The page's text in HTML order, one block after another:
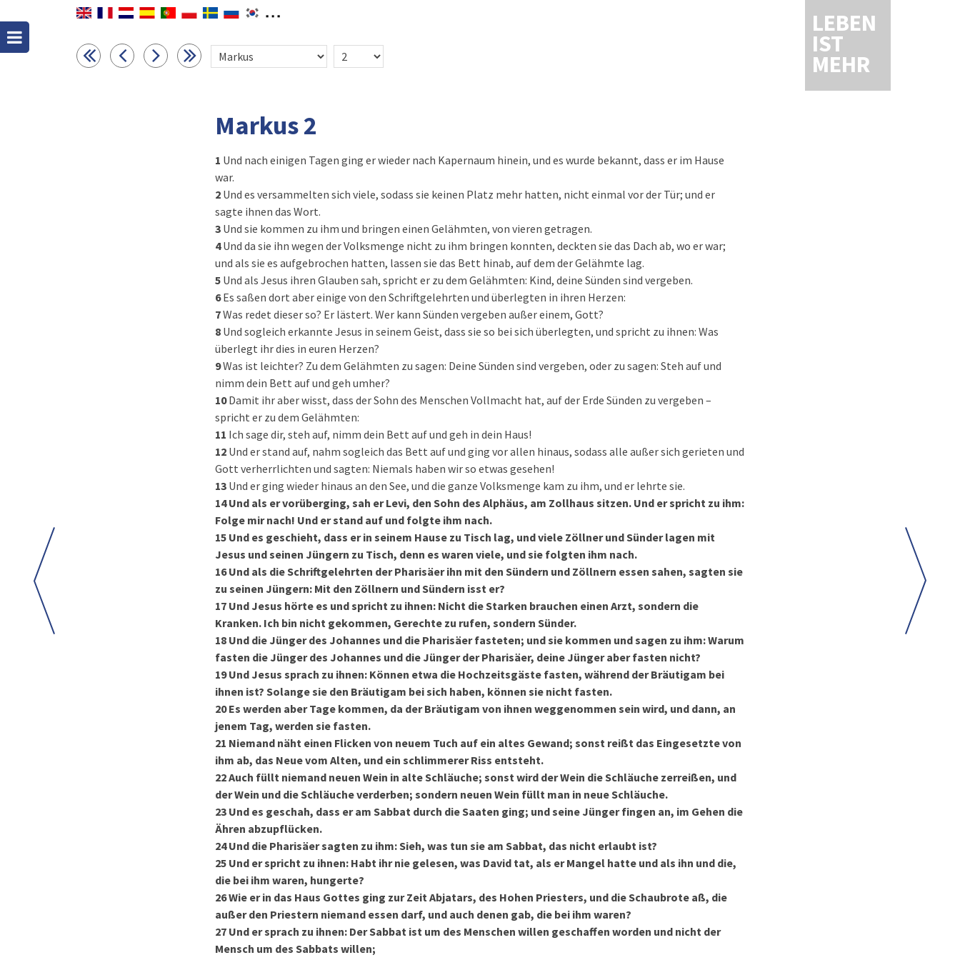
LEBEN
IST
MEHR
Markus 2
1 Und nach einigen Tagen ging er wieder nach Kapernaum hinein, und es wurde bekannt, dass er im Hause
war.
2 Und es versammelten sich viele, sodass sie keinen Platz mehr hatten, nicht einmal vor der Tür; und er
sagte ihnen das Wort.
3 Und sie kommen zu ihm und bringen einen Gelähmten, von vieren getragen.
4Und da sie ihn wegen der Volksmenge nicht zu ihm bringen konnten, deckten sie das Dach ab, wo er war;
und als sie es aufgebrochen hatten, lassen sie das Bett hinab, auf dem der Gelähmte lag.
5 Und als Jesus ihren Glauben sah, spricht er zu dem Gelähmten: Kind, deine Sünden sind vergeben.
6Es saßen dort aber einige von den Schriftgelehrten und überlegten in ihren Herzen:
7Was redet dieser so? Er lästert. Wer kann Sünden vergeben außer einem, Gott?
8 Und sogleich erkannte Jesus in seinem Geist, dass sie so bei sich überlegten, und spricht zu ihnen: Was
überlegt ihr dies in euren Herzen?
9Was ist leichter? Zu dem Gelähmten zu sagen: Deine Sünden sind vergeben, oder zu sagen: Steh auf und
nimm dein Bett auf und geh umher?
10Damit ihr aber wisst, dass der Sohn des Menschen Vollmacht hat, auf der Erde Sünden zu vergeben –
spricht er zu dem Gelähmten:
11 Ich sage dir, steh auf, nimm dein Bett auf und geh in dein Haus!
12 Und er stand auf, nahm sogleich das Bett auf und ging vor allen hinaus, sodass alle außer sich gerieten und
Gott verherrlichten und sagten: Niemals haben wir so etwas gesehen!
13 Und er ging wieder hinaus an den See, und die ganze Volksmenge kam zu ihm, und er lehrte sie.
14Und als er vorüberging, sah er Levi, den Sohn des Alphäus, am Zollhaus sitzen. Und er spricht zu ihm:
Folge mir nach! Und er stand auf und folgte ihm nach.
15 Und es geschieht, dass er in seinem Hause zu Tisch lag, und viele Zöllner und Sünder lagen mit
Jesus und seinen Jüngern zu Tisch, denn es waren viele, und sie folgten ihm nach.
16Und als die Schriftgelehrten der Pharisäer ihn mit den Sündern und Zöllnern essen sahen, sagten sie
zu seinen Jüngern: Mit den Zöllnern und Sündern isst er?
17 Und Jesus hörte es und spricht zu ihnen: Nicht die Starken brauchen einen Arzt, sondern die
Kranken. Ich bin nicht gekommen, Gerechte zu rufen, sondern Sünder.
18 Und die Jünger des Johannes und die Pharisäer fasteten; und sie kommen und sagen zu ihm: Warum
fasten die Jünger des Johannes und die Jünger der Pharisäer, deine Jünger aber fasten nicht?
19Und Jesus sprach zu ihnen: Können etwa die Hochzeitsgäste fasten, während der Bräutigam bei
ihnen ist? Solange sie den Bräutigam bei sich haben, können sie nicht fasten.
20Es werden aber Tage kommen, da der Bräutigam von ihnen weggenommen sein wird, und dann, an
jenem Tag, werden sie fasten.
21 Niemand näht einen Flicken von neuem Tuch auf ein altes Gewand; sonst reißt das Eingesetzte von
ihm ab, das Neue vom Alten, und ein schlimmerer Riss entsteht.
22Auch füllt niemand neuen Wein in alte Schläuche; sonst wird der Wein die Schläuche zerreißen, und
der Wein und die Schläuche verderben; sondern neuen Wein füllt man in neue Schläuche.
23 Und es geschah, dass er am Sabbat durch die Saaten ging; und seine Jünger fingen an, im Gehen die
Ähren abzupflücken.
24Und die Pharisäer sagten zu ihm: Sieh, was tun sie am Sabbat, das nicht erlaubt ist?
25 Und er spricht zu ihnen: Habt ihr nie gelesen, was David tat, als er Mangel hatte und als ihn und die,
die bei ihm waren, hungerte?
26Wie er in das Haus Gottes ging zur Zeit Abjatars, des Hohen Priesters, und die Schaubrote aß, die
außer den Priestern niemand essen darf, und auch denen gab, die bei ihm waren?
27 Und er sprach zu ihnen: Der Sabbat ist um des Menschen willen geschaffen worden und nicht der
Mensch um des Sabbats willen;